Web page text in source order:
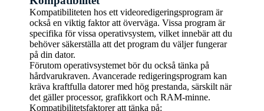
Kompatibiliteten hos ett videoredigeringsprogram är
också en viktig faktor att överväga. Vissa program är
specifika för vissa operativsystem, vilket innebär att du
behöver säkerställa att det program du väljer fungerar
på din dator.
Förutom operativsystemet bör du också tänka på
hårdvarukraven. Avancerade redigeringsprogram kan
kräva kraftfulla datorer med hög prestanda, särskilt när
det gäller processor, grafikkort och RAM-minne.
Kompatibilitetsfaktorer att tänka på: